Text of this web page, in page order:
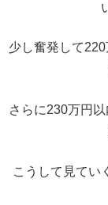
少し奮発して
さらに230万円
こうして見てい